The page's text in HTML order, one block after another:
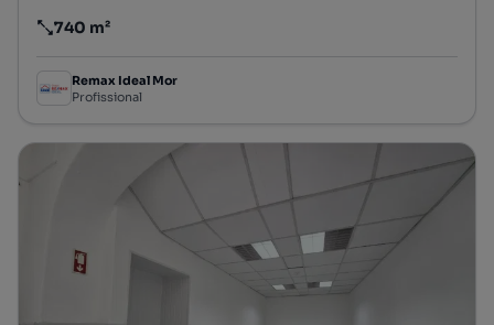
Preço por metro quadrado
740 m²
Remax Ideal Mor
Profissional